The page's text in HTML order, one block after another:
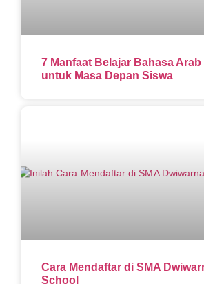
7 Manfaat Belajar Bahasa Arab
untuk Masa Depan Siswa
Cara Mendaftar di SMA
School